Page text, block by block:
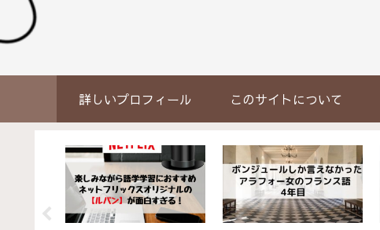
詳しいプロフィール このサイトについて